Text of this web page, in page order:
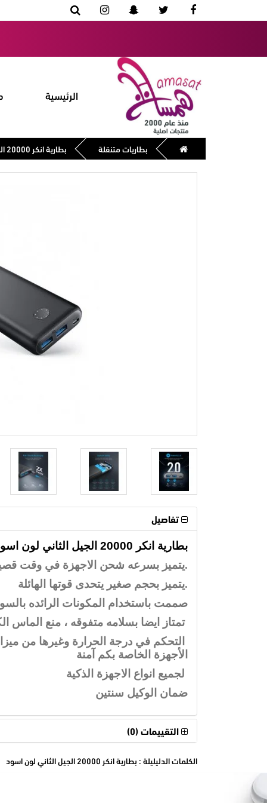
الرئيسية
بطاريات متنقلة بطارية انكر 20000 الجيل الثاني لون اسود
تفاصيل
بطارية انكر 20000 الجيل الثاني لون اسود
يتميز بسرعه شحن الاجهزة في وقت.
يتميز بحجم صغير يتحدى قوتها الهائلة.
صممت باستخدام المكونات الرائده
تمتاز ايضا بسلامه متفوقه ، منع الماس
التحكم في درجة الحرارة وغيرها من
الأجهزة الخاصة بكم آمنة
لجميع انواع الاجهزة الذكية
ضمان الوكيل سنتين
التقييمات (0)
الكلمات الدليليلة : بطارية انكر 20000 الجيل الثاني لون اسود